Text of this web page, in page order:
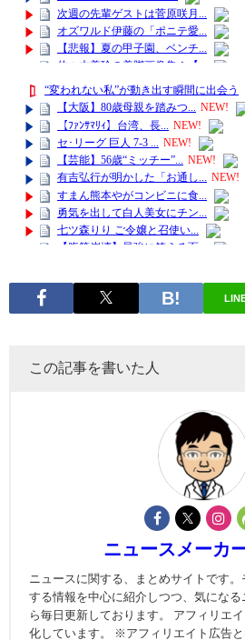
この記事を書いた人
ニュースメーカ
ニュースに関する、まとめサイトです
する情報を中心に紹介しつつ、気にな
ら毎日更新しております。 アフィリエ
化しています。 ※アフィリエイト広告